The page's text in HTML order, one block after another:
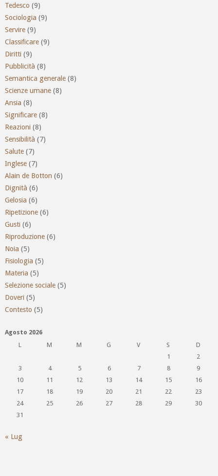
Tedesco (9)
Sociologia (9)
Servire (9)
Classificare (9)
Diritti (9)
Pubblicità (8)
Semantica generale (8)
Scienze umane (8)
Ansia (8)
Significare (8)
Reazioni (8)
Sensibilità (7)
Salute (7)
Inglese (7)
Alain de Botton (6)
Dignità (6)
Gelosia (6)
Ripetizione (6)
Gusti (6)
Riproduzione (6)
Noia (5)
Fisiologia (5)
Materia (5)
Selezione sociale (5)
Doveri (5)
Contesto (5)
Agosto 2026
L
M M G V S
D
1
2
3
4 5 6 7 8
9
10
11 12 13 14 15
16
17
18 19 20 21 22
23
24
25 26 27 28 29
30
31
« Lug